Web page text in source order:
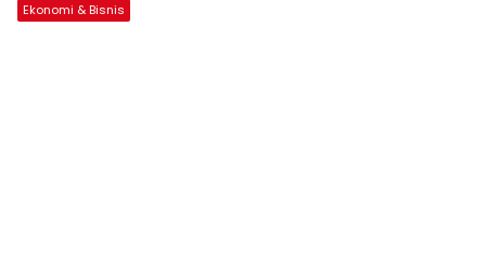
Ekonomi & Bisnis